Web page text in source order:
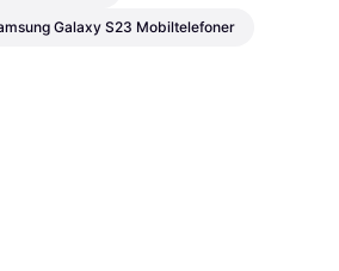
Galaxy S23 Mobiltelefoner